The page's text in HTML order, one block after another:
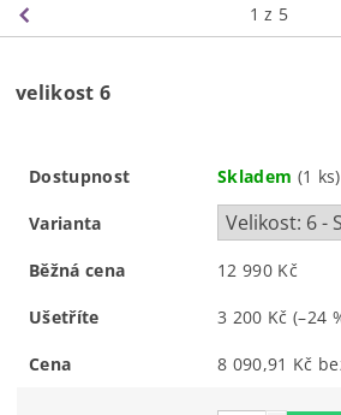
1 z 5
velikost 6
Dostupnost Skladem (1 ks)
Varianta
Běžná cena 12 990 Kč
Ušetříte 3 200 Kč (–24
Cena 8